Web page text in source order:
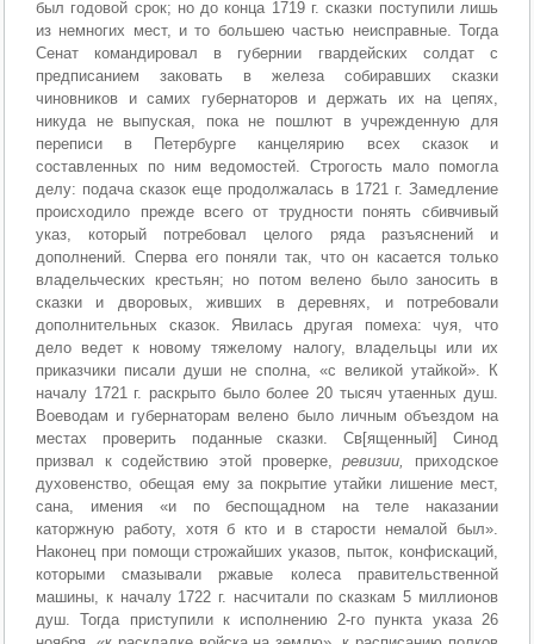
был годовой срок; но до конца 1719 г. сказки поступили лишь
из немногих мест, и то большею частью неисправные. Тогда
Сенат командировал в губернии гвардейских солдат с
предписанием заковать в железа собиравших сказки
чиновников и самих губернаторов и держать их на цепях,
никуда не выпуская, пока не пошлют в учрежденную для
переписи в Петербурге канцелярию всех сказок и
составленных по ним ведомостей. Строгость мало помогла
делу: подача сказок еще продолжалась в 1721 г. Замедление
происходило прежде всего от трудности понять сбивчивый
указ, который потребовал целого ряда разъяснений и
дополнений. Сперва его поняли так, что он касается только
владельческих крестьян; но потом велено было заносить в
сказки и дворовых, живших в деревнях, и потребовали
дополнительных сказок. Явилась другая помеха: чуя, что
дело ведет к новому тяжелому налогу, владельцы или их
приказчики писали души не сполна, «с великой утайкой». К
началу 1721 г. раскрыто было более 20 тысяч утаенных душ.
Воеводам и губернаторам велено было личным объездом на
местах проверить поданные сказки. Св[ященный] Синод
призвал к содействию этой проверке,ревизии, приходское
духовенство, обещая ему за покрытие утайки лишение мест,
сана, имения «и по беспощадном на теле наказании
каторжную работу, хотя б кто и в старости немалой был».
Наконец при помощи строжайших указов, пыток, конфискаций,
которыми смазывали ржавые колеса правительственной
машины, к началу 1722 г. насчитали по сказкам 5 миллионов
душ. Тогда приступили к исполнению 2-го пункта указа 26